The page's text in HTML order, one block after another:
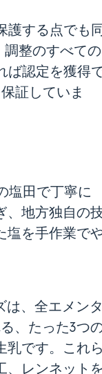
護する点でも同
調整のすべての
ば認定を獲得
証していま
塩田で丁寧に
、地方独自の
塩を手作業で
は、全エメンタ
、たった3つ
乳です。これら
、レンネットを